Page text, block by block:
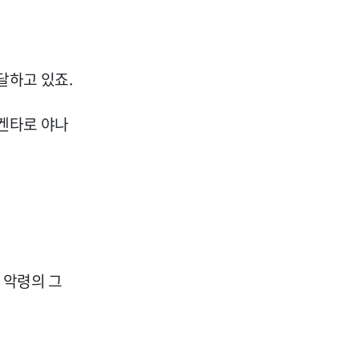
하고 있죠.
타로 야나
령의 그